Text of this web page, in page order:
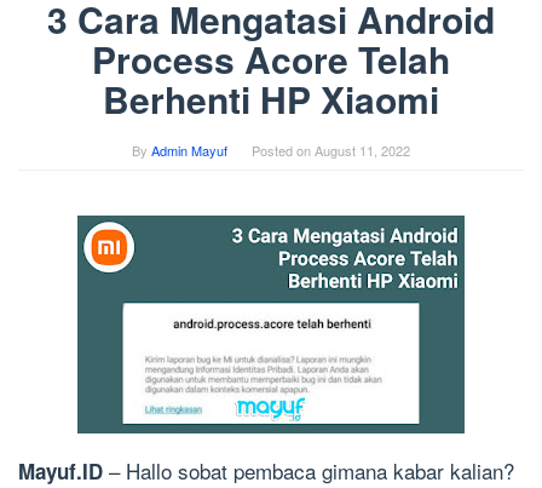
3 Cara Mengatasi Android
Process Acore Telah
Berhenti HP Xiaomi
By Admin Mayuf Posted onAugust 11, 2022
Mayuf.ID – Hallo sobat pembaca gimana kabar kalian?